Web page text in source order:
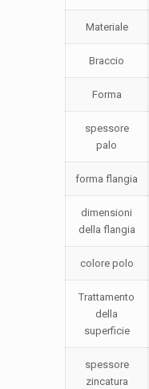
Materiale
Braccio
Forma
spessore
palo
forma flangia
dimensioni
della flangia
colore polo
Trattamento
della
superficie
spessore
zincatura